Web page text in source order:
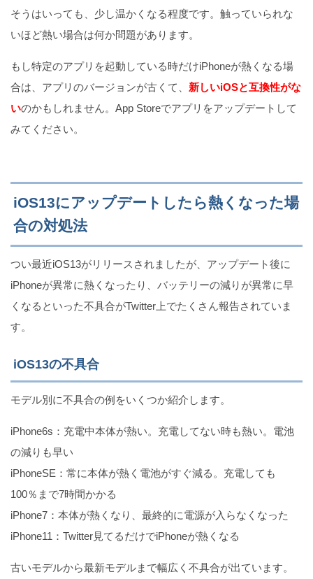
く」する方法3選
そうはいっても、少し温かくなる程度です。触っていられな
いほど熱い場合は何か問題があります。
もし特定のアプリを起動している時だけiPhoneが熱くなる場
合は、アプリのバージョンが古くて、 新しいiOSと互換性がな
いのかもしれません。App Storeでアプリをアップデートして
みてください。
iOS13にアップデートしたら熱くなった場
合の対処法
つい最近iOS13がリリースされましたが、アップデート後に
iPhoneが異常に熱くなったり、バッテリーの減りが異常に早
くなるといった不具合がTwitter上でたくさん報告されていま
す。
iOS13の不具合
モデル別に不具合の例をいくつか紹介します。
iPhone6s：充電中本体が熱い。充電してない時も熱い。電池
の減りも早い
iPhoneSE：常に本体が熱く電池がすぐ減る。充電しても
100％まで7時間かかる
iPhone7：本体が熱くなり、最終的に電源が入らなくなった
iPhone11：Twitter見てるだけでiPhoneが熱くなる
古いモデルから最新モデルまで幅広く不具合が出ています。